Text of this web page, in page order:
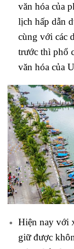
văn hóa của
lịch hấp dẫn
cùng với các
trước thì phổ
văn hóa của
Hiện nay với
giữ được